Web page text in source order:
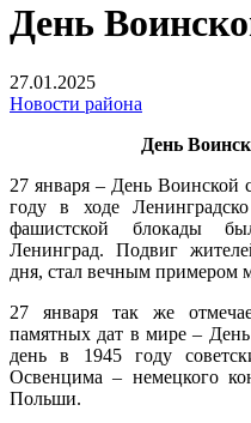
День
27.01.2025
Новости района
День
27 января – День Воинской
году в ходе
фашистской блокады
Ленинград. Подвиг
дня, стал вечным примером
27 января так же
памятных дат в мире –
день в 1945 году
Освенцима – немецкого
Польши.